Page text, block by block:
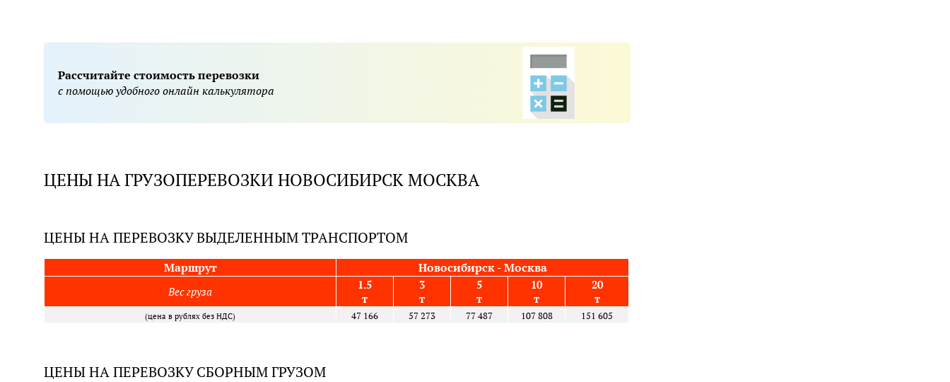
Рассчитайте стоимость перевозки
с помощью удобного онлайн калькулятора
ЦЕНЫ НА ГРУЗОПЕРЕВОЗКИ НОВОСИБИРСК МОСКВА
ЦЕНЫ НА ПЕРЕВОЗКУ ВЫДЕЛЕННЫМ ТРАНСПОРТОМ
Маршрут Новосибирск - Москва
Вес груза
1.5
т
3
т
5
т
10
т
20
т
(цена в рублях без НДС) 47 166 57 273 77 487 107 808 151 605
ЦЕНЫ НА ПЕРЕВОЗКУ СБОРНЫМ ГРУЗОМ